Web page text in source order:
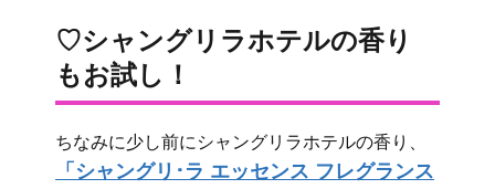
♡シャングリラホテルの香り
もお試し！
ちなみに少し前にシャングリラホテルの香り、
「シャングリ･ラ エッセンス フレグランス